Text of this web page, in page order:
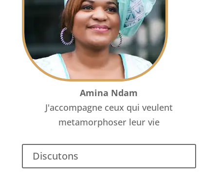
Amina Ndam
J'accompagne ceux qui veulent
metamorphoser leur vie
Discutons